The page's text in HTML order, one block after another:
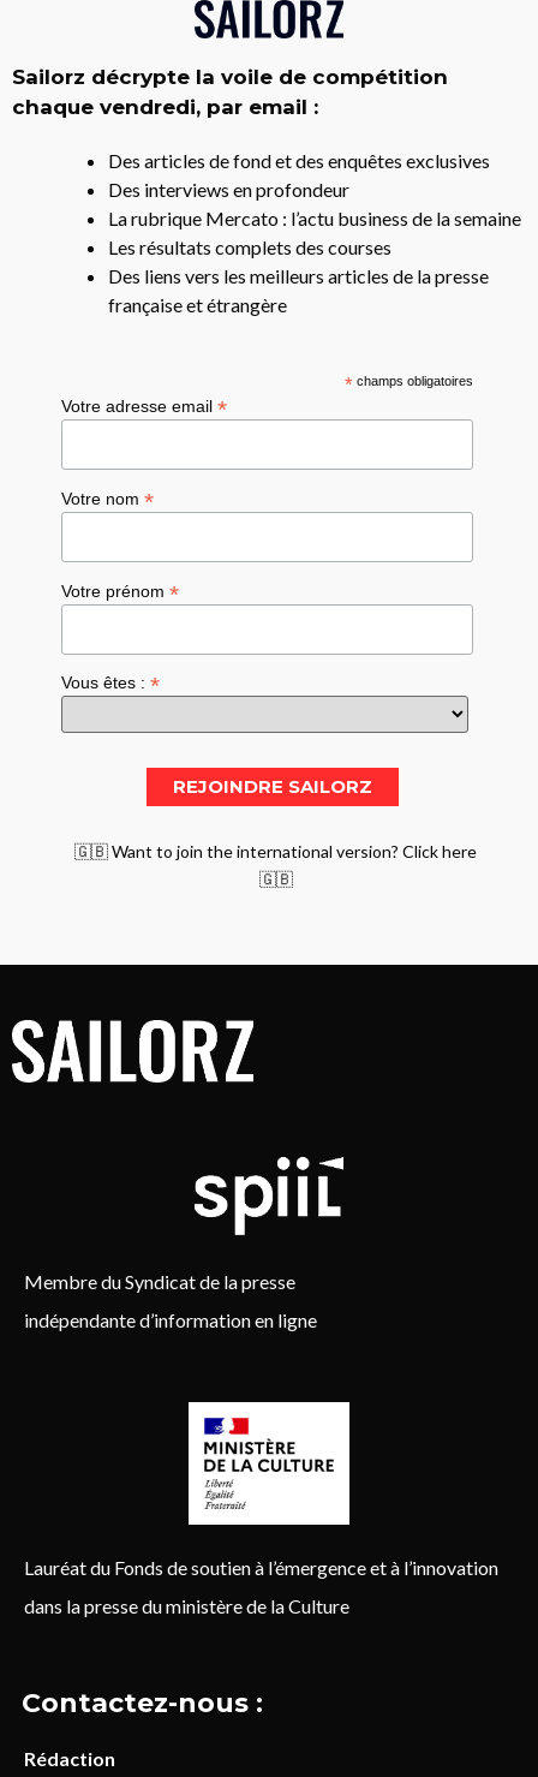
Sailorz décrypte la voile de compétition
chaque vendredi, par email :
Des articles de fond et des enquêtes exclusives
Des interviews en profondeur
La rubrique Mercato : l’actu business de la semaine
Les résultats complets des courses
Des liens vers les meilleurs articles de la presse
française et étrangère
*champs obligatoires
Votre adresse email*
Votre nom*
Votre prénom*
Vous êtes :*
🇬🇧 Want to join the international version? Click here
🇬🇧
Membre du Syndicat de la presse
indépendante d’information en ligne
Lauréat du Fonds de soutien à l’émergence et à l’innovation
dans la presse du ministère de la Culture
Contactez-nous :
Rédaction